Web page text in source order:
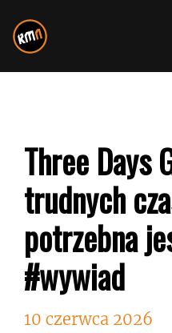
do
treści
Three Days
trudnych
potrzebna
#wywiad
10 czerwca 2026